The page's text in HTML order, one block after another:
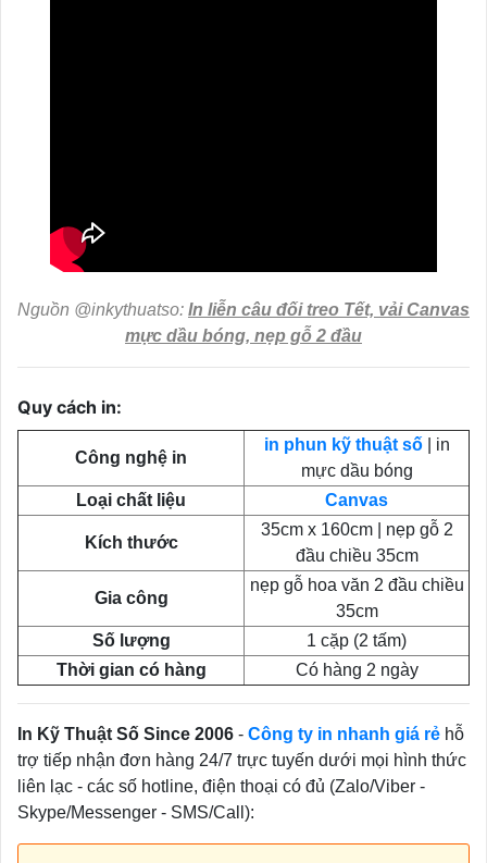
Nguồn @inkythuatso: In liễn câu đối treo Tết, vải Canvas
mực dầu bóng, nẹp gỗ 2 đầu
Quy cách in:
Công nghệ in
in phun kỹ thuật số| in
mực dầu bóng
Loại chất liệu
Canvas
Kích thước
35cm x 160cm | nẹp gỗ 2
đầu chiều 35cm
Gia công
nẹp gỗ hoa văn 2 đầu chiều
35cm
Số lượng
1 cặp (2 tấm)
Thời gian có hàng
Có hàng 2 ngày
In Kỹ Thuật Số Since 2006 - Công ty in nhanh giá rẻ hỗ
trợ tiếp nhận đơn hàng 24/7 trực tuyến dưới mọi hình thức
liên lạc - các số hotline, điện thoại có đủ (Zalo/Viber -
Skype/Messenger - SMS/Call):